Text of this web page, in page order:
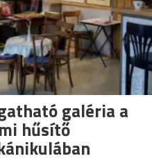
galéria a
hűsítő